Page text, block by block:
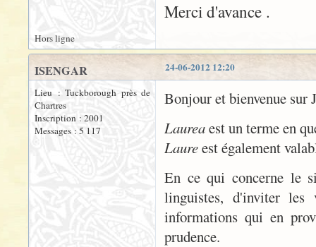
Merci d'avance .
Hors ligne
24-06-2012 12:20
ISENGAR
Lieu : Tuckborough près de
Chartres
Inscription : 2001
Messages : 5 117
Bonjour et bienvenue sur
Laureaest un terme en
Laureest également
En ce qui concerne le
linguistes, d'inviter les
informations qui en
prudence.